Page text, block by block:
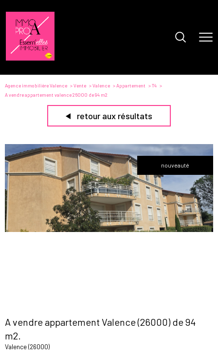
Agence immobilière Valence Vente Valence Appartement
T4
A vendre appartement valence 26000 de 94 m2
retour aux résultats
nouveauté
A vendre appartement Valence (26000) de 94
m2.
Valence (26000)